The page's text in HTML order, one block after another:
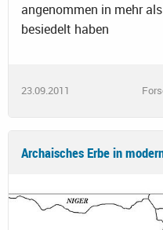
angenommen in mehr
besiedelt haben
23.09.2011
Archaisches Erbe in